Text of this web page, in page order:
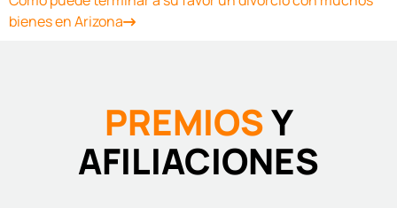
bienes en Arizona
PREMIOSY
AFILIACIONES